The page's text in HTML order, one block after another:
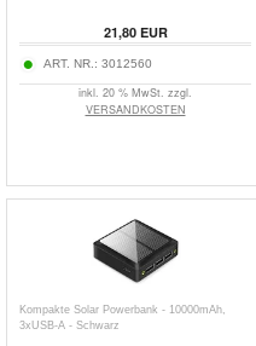
21,80EUR
ART. NR.: 3012560
inkl. 20 % MwSt. zzgl.
VERSANDKOSTEN
Kompakte Solar Powerbank - 10000mAh,
3xUSB-A - Schwarz